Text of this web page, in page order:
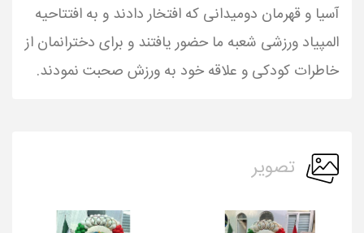
آسیا و قهرمان دومیدانی که افتخار دادند و به افتتاحیه
المپیاد ورزشی شعبه ما حضور یافتند و برای دخترانمان از
خاطرات کودکی و علاقه خود به ورزش صحبت نمودند.
تصویر